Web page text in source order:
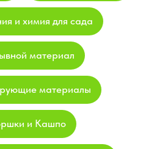
и химия для сада
материал
материалы
и Кашпо